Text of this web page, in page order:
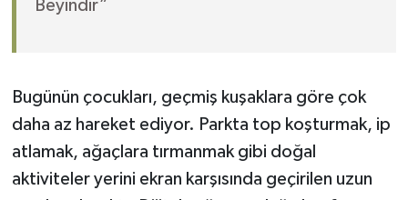
Beyindir”
Bugünün çocukları, geçmiş kuşaklara göre çok
daha az hareket ediyor. Parkta top koşturmak, ip
atlamak, ağaçlara tırmanmak gibi doğal
aktiviteler yerini ekran karşısında geçirilen uzun
Yerel